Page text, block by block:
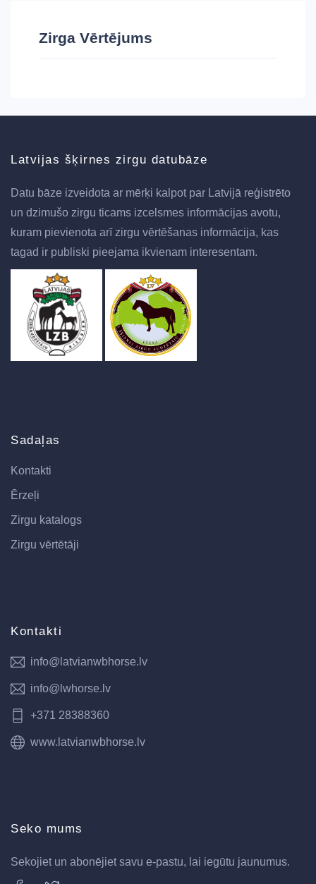
Zirga Vērtējums
Latvijas šķirnes zirgu datubāze
Datu bāze izveidota ar mērķi kalpot par Latvijā reģistrēto
un dzimušo zirgu ticams izcelsmes informācijas avotu,
kuram pievienota arī zirgu vērtēšanas informācija, kas
tagad ir publiski pieejama ikvienam interesentam.
Sadaļas
Kontakti
Ērzeļi
Zirgu katalogs
Zirgu vērtētāji
Kontakti
info@latvianwbhorse.lv
info@lwhorse.lv
+371 28388360
www.latvianwbhorse.lv
Seko mums
Sekojiet un abonējiet savu e-pastu, lai iegūtu jaunumus.